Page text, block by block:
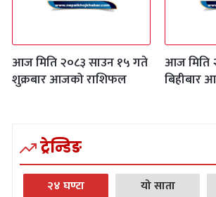
आज मिति २०८३ साउन १५ गते
शुक्रबार आजको राशिफल
आज मिति
बिहीबार
ट्रेन्डिङ
२४ घण्टा यो साता